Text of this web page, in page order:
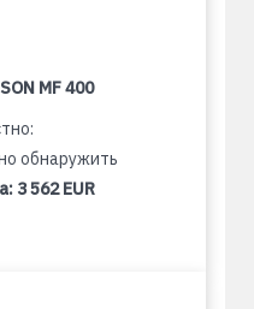
MF 400
обнаружить
3 562 EUR